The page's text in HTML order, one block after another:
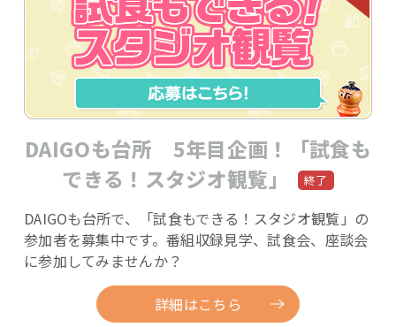
DAIGOも台所 5年目企画！「試食も
できる！スタジオ観覧」
DAIGOも台所で、「試食もできる！スタジオ観覧」の
参加者を募集中です。番組収録見学、試食会、座談会
に参加してみませんか？
詳細はこちら